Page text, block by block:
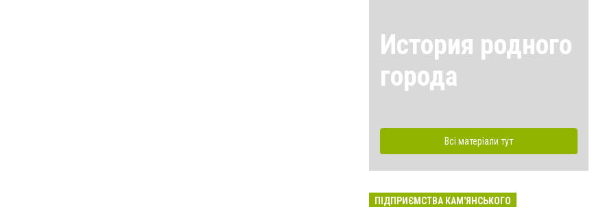
История родного
города
Всі матеріали тут
ПІДПРИЄМСТВА КАМ'ЯНСЬКОГО